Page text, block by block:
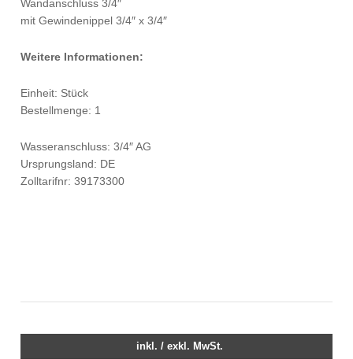
Wandanschluss 3/4″
mit Gewindenippel 3/4″ x 3/4″
Weitere Informationen:
Einheit: Stück
Bestellmenge: 1
Wasseranschluss: 3/4″ AG
Ursprungsland: DE
Zolltarifnr: 39173300
inkl. / exkl. MwSt.